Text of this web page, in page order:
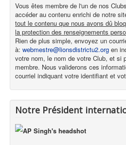
Vous êtes membre de l'un de nos
accéder au contenu enrichi de notre
tout le contenu que nous avons dû
la protection des renseignements
Rien de plus simple, envoyez un
à: webmestre@lionsdistrictu2.org en
votre nom, le nom de votre Club, et si
membre. Nous validerons ces
courriel indiquant votre identifiant et
Notre Président